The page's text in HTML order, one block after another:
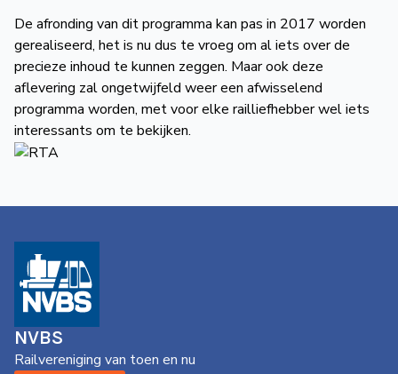
De afronding van dit programma kan pas in 2017 worden
gerealiseerd, het is nu dus te vroeg om al iets over de
precieze inhoud te kunnen zeggen. Maar ook deze
aflevering zal ongetwijfeld weer een afwisselend
programma worden, met voor elke railliefhebber wel iets
interessants om te bekijken.
NVBS
Railvereniging van toen en nu